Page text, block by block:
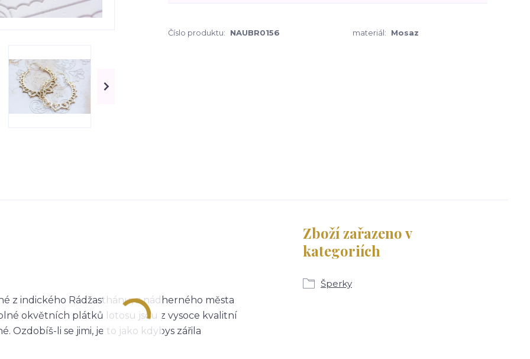
Číslo produktu: NAUBR0156 materiál: Mosaz
z indického Rádžasthánu, z nádherného města
okvětních plátků lotosu jsou z vysoce kvalitní
Ozdobíš-li se jimi, je to jako kdybys zářila
Zboží zařazeno v
kategoriích
Šperky